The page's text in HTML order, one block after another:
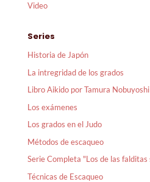
Video
Series
Historia de Japón
La intregridad de los grados
Libro Aikido por Tamura Nobuyoshi
Los exámenes
Los grados en el Judo
Métodos de escaqueo
Serie Completa "Los de las
Técnicas de Escaqueo